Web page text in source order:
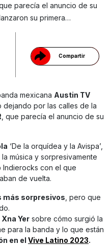
Compartir
Gracias!
parecía el anuncio de su
su primera…
mexicana Austin TV
dejando por las calles de la
, que parecía el anuncio de su
‘De la orquídea y la Avispa’,
música y sorpresivamente
Indierocks con el que
de vuelta.
más sorpresivos , pero que
Xna Yer sobre cómo surgió la
para la banda y lo que están
en el Vive Latino 2023.